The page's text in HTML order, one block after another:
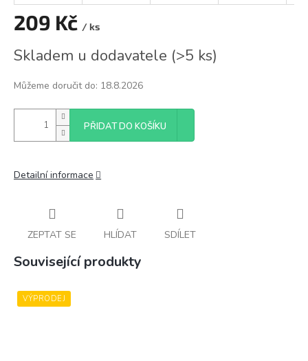
209 Kč / ks
cena:
Skladem u dodavatele (>5 ks)
Můžeme doručit do: 18.8.2026
PŘIDAT DO KOŠÍKU
Detailní informace
ZEPTAT SE HLÍDAT SDÍLET
Související produkty
VÝPRODEJ